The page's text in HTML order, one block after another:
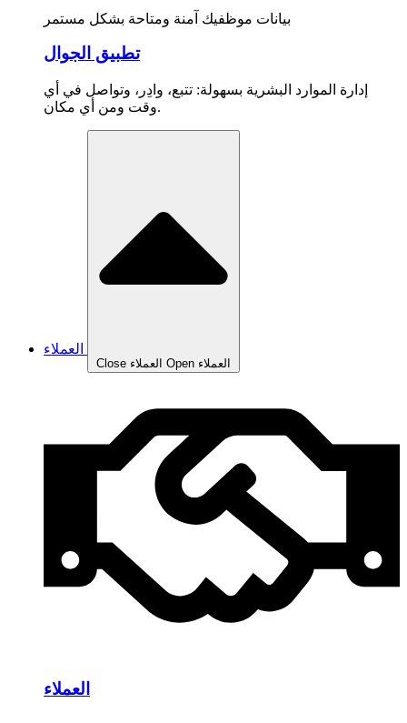
بيانات موظفيك آمنة ومتاحة بشكل مستمر
تطبيق الجوال
إدارة الموارد البشرية بسهولة: تتبع، وادِر، وتواصل في أي
وقت ومن أي مكان.
Close العملاء Open العملاء
العملاء